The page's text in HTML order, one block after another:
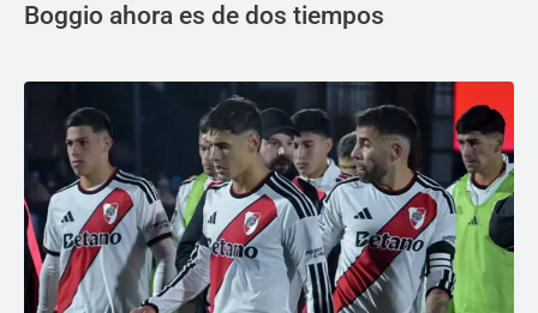
Boggio ahora es de dos tiempos